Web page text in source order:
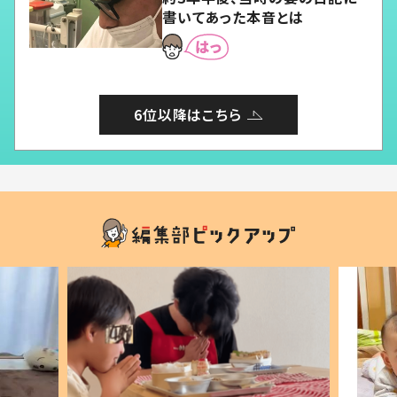
書いてあった本音とは
6位以降はこちら